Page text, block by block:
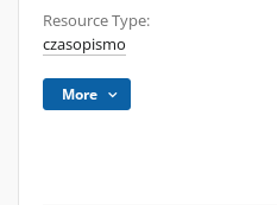
Resource Type:
czasopismo
More